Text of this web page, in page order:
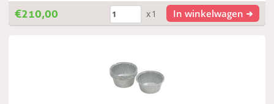
€210,00 x1 In winkelwagen